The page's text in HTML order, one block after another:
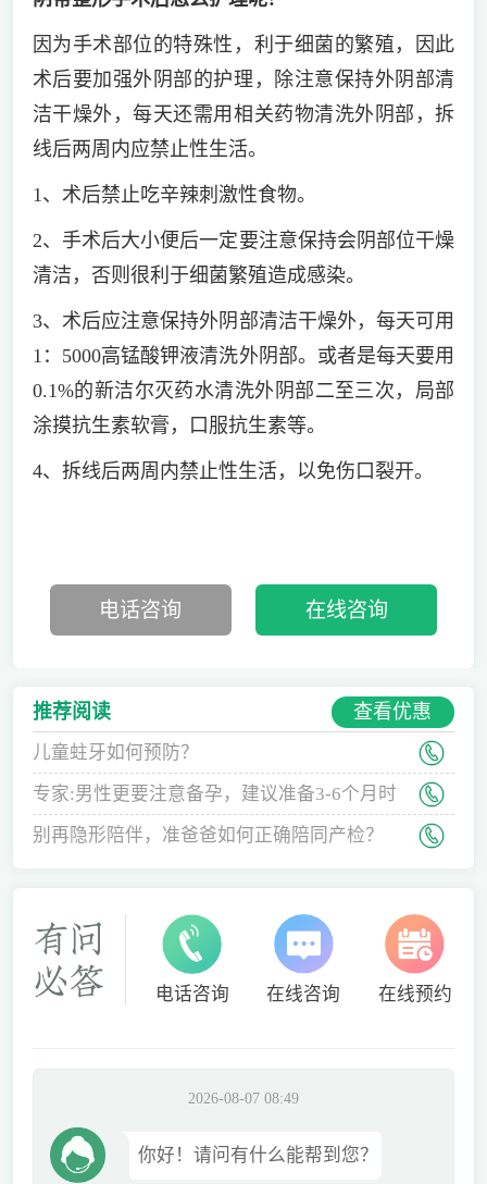
因为手术部位的特殊性，利于细菌的繁殖，因此
术后要加强外阴部的护理，除注意保持外阴部清
洁干燥外，每天还需用相关药物清洗外阴部，拆
线后两周内应禁止性生活。
1、术后禁止吃辛辣刺激性食物。
2、手术后大小便后一定要注意保持会阴部位干燥
清洁，否则很利于细菌繁殖造成感染。
3、术后应注意保持外阴部清洁干燥外，每天可用
1：5000高锰酸钾液清洗外阴部。或者是每天要用
0.1%的新洁尔灭药水清洗外阴部二至三次，局部
涂摸抗生素软膏，口服抗生素等。
4、拆线后两周内禁止性生活，以免伤口裂开。
电话咨询 在线咨询
推荐阅读 查看优惠
儿童蛀牙如何预防？
专家:男性更要注意备孕，建议准备3-6个月时
间
别再隐形陪伴，准爸爸如何正确陪同产检？
电话咨询 在线咨询 在线预约
2026-08-07 08:49
你好！请问有什么能帮到您？